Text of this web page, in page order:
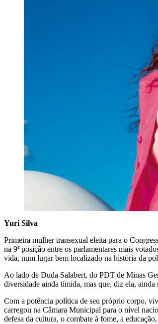
Yuri Silva
Primeira mulher transexual eleita para o
na 9ª posição entre os parlamentares mais
vida, num lugar bem localizado na história da
Ao lado de Duda Salabert, do PDT de Minas
diversidade ainda tímida, mas que, diz ela, ainda
Com a potência política de seu próprio corpo,
carregou na Câmara Municipal para o nível
defesa da cultura, o combate à fome, a